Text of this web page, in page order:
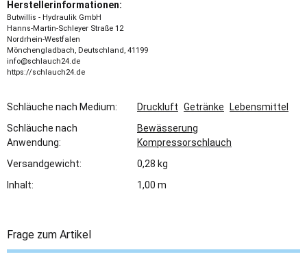
Herstellerinformationen:
Butwillis - Hydraulik GmbH
Hanns-Martin-Schleyer Straße 12
Nordrhein-Westfalen
Mönchengladbach, Deutschland, 41199
info@schlauch24.de
https://schlauch24.de
Schläuche nach Medium: Druckluft Getränke
Lebensmittel
Schläuche nach
Anwendung:
Bewässerung
Kompressorschlauch
Versandgewicht:
0,28 kg
Inhalt:
1,00 m
Frage zum Artikel